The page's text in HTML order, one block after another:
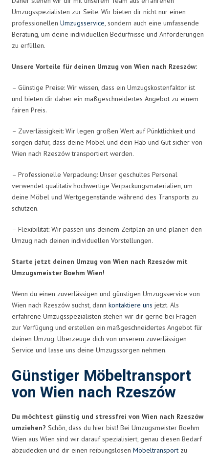
Umzugsspezialisten zur Seite. Wir bieten dir nicht nur einen
professionellen Umzugsservice, sondern auch eine umfassende
Beratung, um deine individuellen Bedürfnisse und Anforderungen
zu erfüllen.
Unsere Vorteile für deinen Umzug von Wien nach Rzeszów:
– Günstige Preise: Wir wissen, dass ein Umzugskostenfaktor ist
und bieten dir daher ein maßgeschneidertes Angebot zu einem
fairen Preis.
– Zuverlässigkeit: Wir legen großen Wert auf Pünktlichkeit und
sorgen dafür, dass deine Möbel und dein Hab und Gut sicher von
Wien nach Rzeszów transportiert werden.
– Professionelle Verpackung: Unser geschultes Personal
verwendet qualitativ hochwertige Verpackungsmaterialien, um
deine Möbel und Wertgegenstände während des Transports zu
schützen.
– Flexibilität: Wir passen uns deinem Zeitplan an und planen den
Umzug nach deinen individuellen Vorstellungen.
Starte jetzt deinen Umzug von Wien nach Rzeszów mit
Umzugsmeister Boehm Wien!
Wenn du einen zuverlässigen und günstigen Umzugsservice von
Wien nach Rzeszów suchst, dann kontaktiere uns jetzt. Als
erfahrene Umzugsspezialisten stehen wir dir gerne bei Fragen
zur Verfügung und erstellen ein maßgeschneidertes Angebot für
deinen Umzug. Überzeuge dich von unserem zuverlässigen
Service und lasse uns deine Umzugssorgen nehmen.
Günstiger Möbeltransport
von Wien nach Rzeszów
Du möchtest günstig und stressfrei von Wien nach Rzeszów
umziehen? Schön, dass du hier bist! Bei Umzugsmeister Boehm
Wien aus Wien sind wir darauf spezialisiert, genau diesen Bedarf
abzudecken und dir einen reibungslosen Möbeltransport zu